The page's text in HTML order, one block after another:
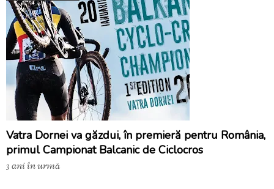
Vatra Dornei va găzdui, în premieră pentru România,
primul Campionat Balcanic de Ciclocros
3 ani în urmă